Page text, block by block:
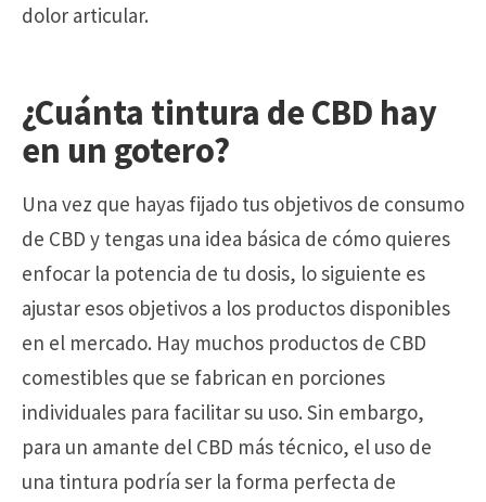
dolor articular.
¿Cuánta tintura de CBD hay
en un gotero?
Una vez que hayas fijado tus objetivos de consumo
de CBD y tengas una idea básica de cómo quieres
enfocar la potencia de tu dosis, lo siguiente es
ajustar esos objetivos a los productos disponibles
en el mercado. Hay muchos productos de CBD
comestibles que se fabrican en porciones
individuales para facilitar su uso. Sin embargo,
para un amante del CBD más técnico, el uso de
una tintura podría ser la forma perfecta de